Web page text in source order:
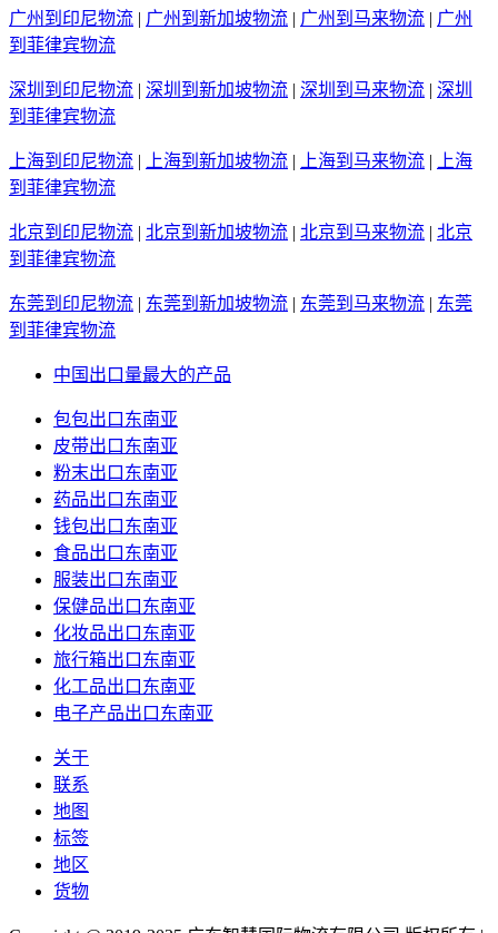
广州到印尼物流 | 广州到新加坡物流 | 广州到马来物流 | 广州
到菲律宾物流
深圳到印尼物流 | 深圳到新加坡物流 | 深圳到马来物流 | 深圳
到菲律宾物流
上海到印尼物流 | 上海到新加坡物流 | 上海到马来物流 |
上海
到菲律宾物流
北京到印尼物流 | 北京到新加坡物流 | 北京到马来物流 | 北京
到菲律宾物流
东莞到印尼物流 | 东莞到新加坡物流 | 东莞到马来物流 | 东莞
到菲律宾物流
中国出口量最大的产品
包包出口东南亚
皮带出口东南亚
粉末出口东南亚
药品出口东南亚
钱包出口东南亚
食品出口东南亚
服装出口东南亚
保健品出口东南亚
化妆品出口东南亚
旅行箱出口东南亚
化工品出口东南亚
电子产品出口东南亚
关于
联系
地图
标签
地区
货物